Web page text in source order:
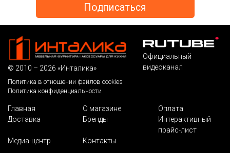
© 2010 – 2026 «Инталика»
Политика в отношении файлов cookies
Политика конфиденциальности
Официальный
видеоканал
Главная О магазине
Оплата
Доставка
Бренды
Интерактивный
прайс-лист
Медиа-центр
Контакты